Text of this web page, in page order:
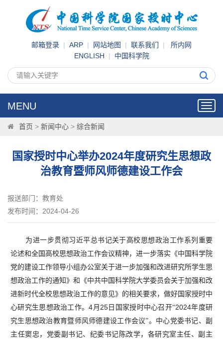
邮箱登录 | ARP | 网站地图 | 联系我们 | 所内网
ENGLISH | 中国科学院
MENU
首页 > 新闻中心 > 综合新闻
国家授时中心举办2024年度研究生思想政
治教育暨师风师德建设工作会
报送部门：教育处
发布时间：2024-04-26
为进一步贯彻习近平总书记关于高校思想政治工作系列重要
论述和全国高校思想政治工作会议精神，进一步落实《中国科学院
党的建设工作领导小组办公室关于进一步加强和改进研究所学生思
想政治工作的通知》和《中共中国科学院大学委员会关于加强和改
进新时代全校思想政治工作的意见》的相关要求，做好国家授时中
心研究生思想政治工作。4月25 日国家授时中心召开“2024年度研
究生思想政治教育暨师风师德建设工作会议”。中心党委书记、副
主任窦忠，党委副书记、纪委书记陈改学，各研究室主任、副主